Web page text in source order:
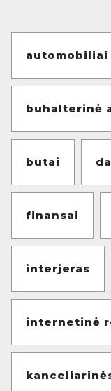
automobiliai
buhalterinė
butai
finansai
interjeras
internetinė